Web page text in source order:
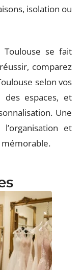
isolation ou
Toulouse se fait
comparez
selon vos
des espaces, et
Une
et